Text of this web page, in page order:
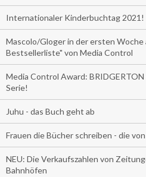
Internationaler Kinderbuchtag 2021!
Mascolo/Gloger in der ersten Woche
Bestsellerliste" von Media Control
Media Control Award:
Serie!
Juhu - das Buch geht ab
Frauen die Bücher schreiben - die
NEU: Die Verkaufszahlen von
Bahnhöfen